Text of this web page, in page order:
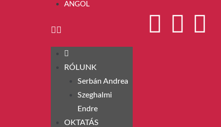
RÓLUNK
Serbán Andrea
Szeghalmi
Endre
OKTATÁS